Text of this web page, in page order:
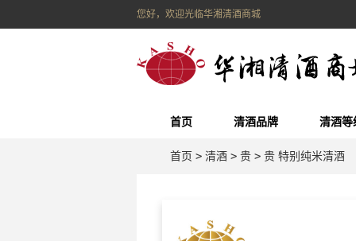
您好，欢迎光临华湘清酒商城
首页 清酒品牌 清酒等
首页 > 清酒 > 贵 > 贵 特别纯米清酒